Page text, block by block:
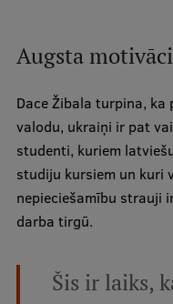
Augsta
Dace Žibala turpina,
valodu, ukraiņi ir pat
studenti, kuriem
studiju kursiem un kuri
nepieciešamību strauji
darba tirgū.
Šis ir laiks,